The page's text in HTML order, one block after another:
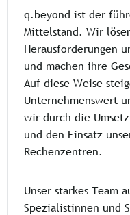
q.beyond ist der
Mittelstand. Wir
Herausforderungen
und machen ihre
Auf diese Weise
Unternehmenswert
wir durch die
und den Einsatz
Rechenzentren.
Unser starkes Team
Spezialistinnen und